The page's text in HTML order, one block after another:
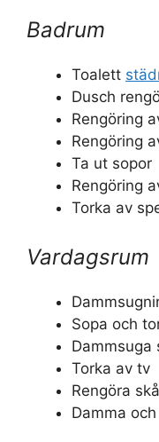
Badrum
Toalett
Dusch
Rengöring
Rengöring
Ta ut sopor
Rengöring
Torka av
Vardagsrum
Sopa och
Dammsuga
Torka av tv
Rengöra
Damma